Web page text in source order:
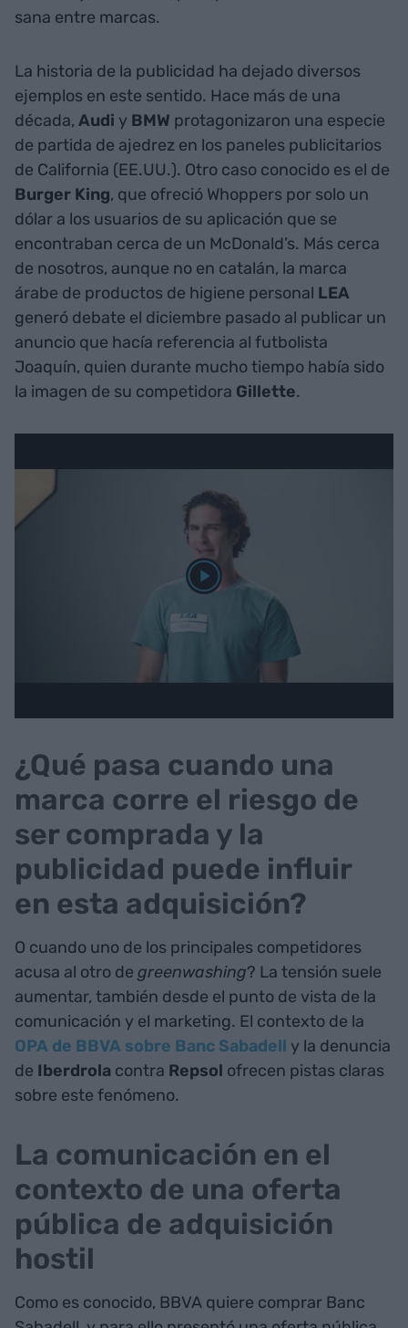
sana entre marcas.
La historia de la publicidad ha dejado diversos
ejemplos en este sentido. Hace más de una
década, Audi y BMW protagonizaron una especie
de partida de ajedrez en los paneles publicitarios
de California (EE.UU.). Otro caso conocido es el de
Burger King, que ofreció Whoppers por solo un
dólar a los usuarios de su aplicación que se
encontraban cerca de un McDonald’s. Más cerca
de nosotros, aunque no en catalán, la marca
árabe de productos de higiene personal LEA
generó debate el diciembre pasado al publicar un
anuncio que hacía referencia al futbolista
Joaquín, quien durante mucho tiempo había sido
la imagen de su competidora Gillette.
¿Qué pasa cuando una
marca corre el riesgo de
ser comprada y la
publicidad puede influir
en esta adquisición?
O cuando uno de los principales competidores
acusa al otro de greenwashing? La tensión suele
aumentar, también desde el punto de vista de la
comunicación y el marketing. El contexto de la
OPA de BBVA sobre Banc Sabadell y la denuncia
de Iberdrola contra Repsol ofrecen pistas claras
sobre este fenómeno.
La comunicación en el
contexto de una oferta
pública de adquisición
hostil
Como es conocido, BBVA quiere comprar Banc